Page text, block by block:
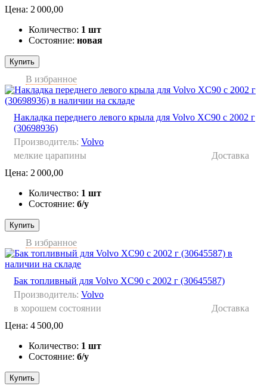
Цена: 2 000,00
Количество: 1 шт
Состояние: новая
Купить
В избранное
Накладка переднего левого крыла для Volvo XC90 с 2002 г
(30698936)
Производитель: Volvo
мелкие царапины
Доставка
Цена: 2 000,00
Количество: 1 шт
Состояние: б/у
Купить
В избранное
Бак топливный для Volvo XC90 с 2002 г (30645587)
Производитель: Volvo
в хорошем состоянии
Доставка
Цена: 4 500,00
Количество: 1 шт
Состояние: б/у
Купить